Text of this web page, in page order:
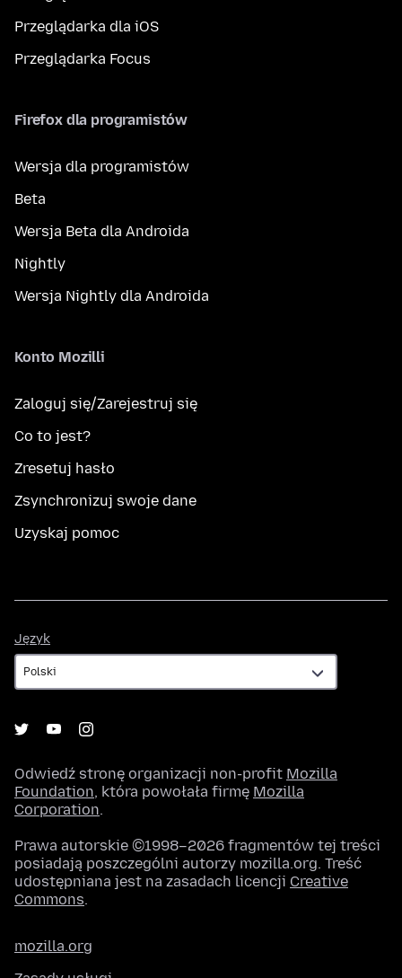
Przeglądarka dla iOS
Przeglądarka Focus
Firefox dla programistów
Wersja dla programistów
Beta
Wersja Beta dla Androida
Nightly
Wersja Nightly dla Androida
Konto Mozilli
Zaloguj się/Zarejestruj się
Co to jest?
Zresetuj hasło
Zsynchronizuj swoje dane
Uzyskaj pomoc
Język
Odwiedź stronę organizacji non-profit Mozilla
Foundation, która powołała firmę Mozilla
Corporation.
Prawa autorskie ©1998–2026 fragmentów tej treści
posiadają poszczególni autorzy mozilla.org. Treść
udostępniana jest na zasadach licencji Creative
Commons.
mozilla.org